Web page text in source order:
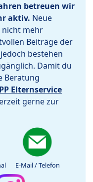
betreuen wir
aktiv. Neue
nicht mehr
Beiträge der
bestehen
Damit du
Beratung
Elternservice
gerne zur
E-Mail / Telefon